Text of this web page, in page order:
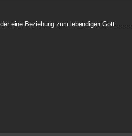
eine Beziehung zum lebendigen Gott.........